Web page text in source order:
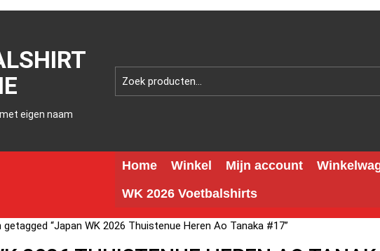
eigen naam
Home Winkel Mijn account
WK 2026 Voetbalshirts
“Japan WK 2026 Thuistenue Heren Ao Tanaka #17”